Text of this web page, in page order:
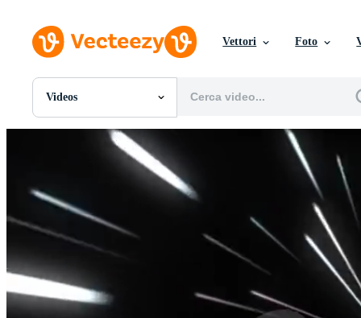
Vettori Foto
Videos
Tutte Immagini
Modelli
Vettori
Videos
Motion graphics
Eventi Editoriali